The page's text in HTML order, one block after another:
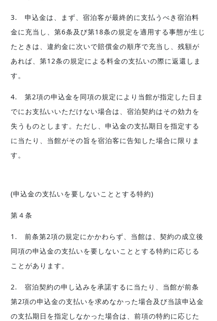
3. 申込金は、まず、宿泊客が最終的に支払うべき宿泊料
金に充当し、第6条及び第18条の規定を適用する事態が生じ
たときは、違約金に次いで賠償金の順序で充当し、残額が
あれば、第12条の規定による料金の支払いの際に返還しま
す。
4. 第2項の申込金を同項の規定により当館が指定した日ま
でにお支払いいただけない場合は、宿泊契約はその効力を
失うものとします。ただし、申込金の支払期日を指定する
に当たり、当館がその旨を宿泊客に告知した場合に限りま
す。
(申込金の支払いを要しないこととする特約)
第４条
1. 前条第2項の規定にかかわらず、当館は、契約の成立後
同項の申込金の支払いを要しないこととする特約に応じる
ことがあります。
2. 宿泊契約の申し込みを承諾するに当たり、当館が前条
第2項の申込金の支払いを求めなかった場合及び当該申込金
の支払期日を指定しなかった場合は、前項の特約に応じた